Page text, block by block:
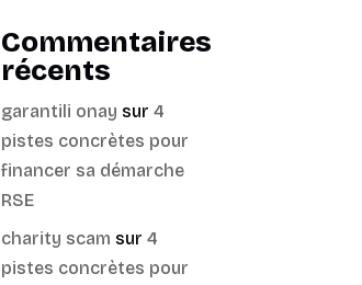
Commentaires
récents
garantili onay sur4
pistes concrètes pour
financer sa démarche
RSE
charity scam sur4
pistes concrètes pour